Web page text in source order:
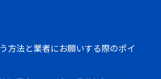
方法と業者にお願いする際のポイ